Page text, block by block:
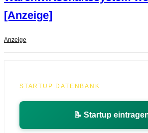
[Anzeige]
Anzeige
STARTUP DATENBANK
📝 Startup